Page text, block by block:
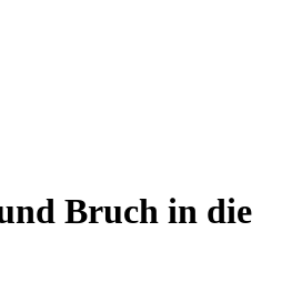
Bruch in die